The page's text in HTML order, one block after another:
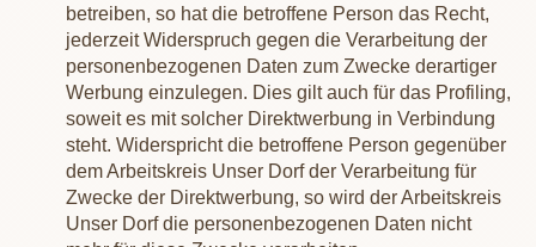
betreiben, so hat die betroffene Person das Recht,
jederzeit Widerspruch gegen die Verarbeitung der
personenbezogenen Daten zum Zwecke derartiger
Werbung einzulegen. Dies gilt auch für das Profiling,
soweit es mit solcher Direktwerbung in Verbindung
steht. Widerspricht die betroffene Person gegenüber
dem Arbeitskreis Unser Dorf der Verarbeitung für
Zwecke der Direktwerbung, so wird der Arbeitskreis
Unser Dorf die personenbezogenen Daten nicht